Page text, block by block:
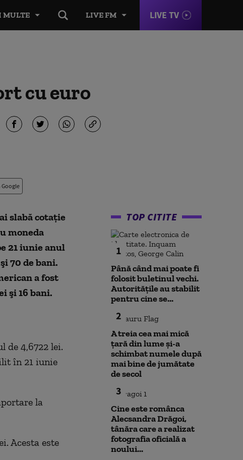
LIVE FM LIVE TV
MULTE
cu euro
Google
slabă cotaţie
moneda
21 iunie anul
70 de bani.
a fost
şi 16 bani.
de 4,6722 lei.
în 21 iunie
la
Acesta este
TOP CITITE
1
Până când mai poate fi
folosit buletinul vechi.
Autoritățile au stabilit
pentru cine se...
2
A treia cea mai mică
țară din lume și-a
schimbat numele după
mai bine de jumătate
de secol
3
Cine este românca
Alecsandra Drăgoi,
tânăra care a realizat
fotografia oficială a
noului...